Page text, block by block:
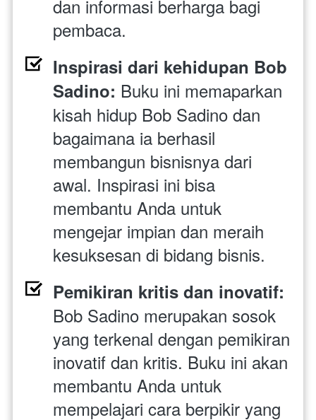
dan informasi berharga bagi
pembaca.
Inspirasi dari kehidupan Bob
Sadino: Buku ini memaparkan
kisah hidup Bob Sadino dan
bagaimana ia berhasil
membangun bisnisnya dari
awal. Inspirasi ini bisa
membantu Anda untuk
mengejar impian dan meraih
kesuksesan di bidang bisnis.
Bob Sadino merupakan sosok
yang terkenal dengan pemikiran
inovatif dan kritis. Buku ini akan
membantu Anda untuk
mempelajari cara berpikir yang